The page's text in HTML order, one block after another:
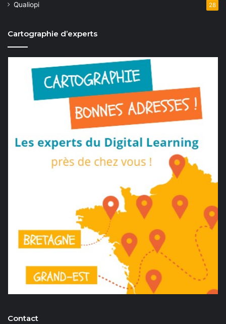
Qualiopi 28
Cartographie d’experts
Contact